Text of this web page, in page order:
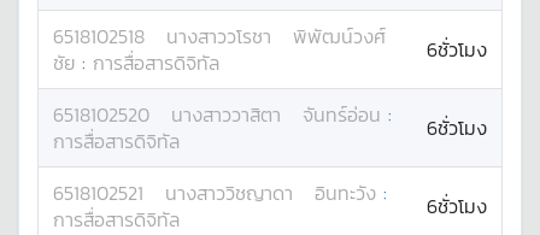
6518102518 นางสาววโรชา
พิพัฒน์วงศ์
ชัย : การสื่อสารดิจิทัล 6ชั่วโมง
6518102520 นางสาววาสิตา จันทร์อ่อน :
การสื่อสารดิจิทัล
6ชั่วโมง
6518102521 นางสาววิชญาดา อินทะวัง :
การสื่อสารดิจิทัล
6ชั่วโมง